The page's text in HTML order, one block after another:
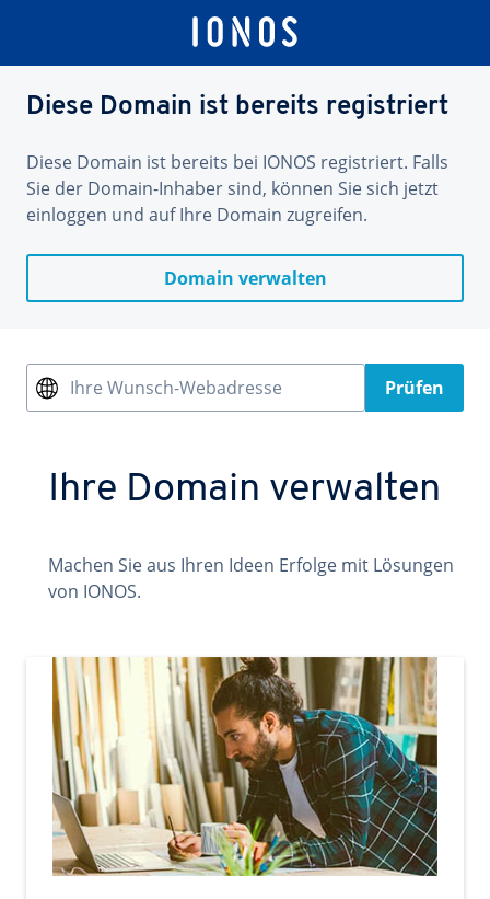
Diese Domain ist bereits registriert
Diese Domain ist bereits bei IONOS registriert. Falls
Sie der Domain-Inhaber sind, können Sie sich jetzt
einloggen und auf Ihre Domain zugreifen.
Domain verwalten
Ihre Wunsch-Webadresse Prüfen
Ihre Domain verwalten
Machen Sie aus Ihren Ideen Erfolge mit Lösungen
von IONOS.